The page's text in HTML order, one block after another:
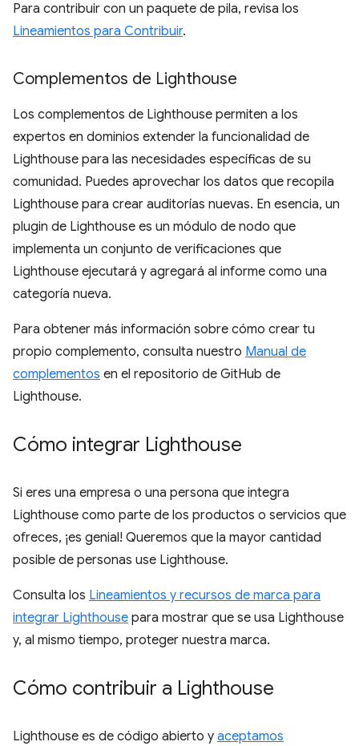
Para contribuir con un paquete de pila, revisa los
Lineamientos para Contribuir.
Complementos de Lighthouse
Los complementos de Lighthouse permiten a los
expertos en dominios extender la funcionalidad de
Lighthouse para las necesidades específicas de su
comunidad. Puedes aprovechar los datos que recopila
Lighthouse para crear auditorías nuevas. En esencia, un
plugin de Lighthouse es un módulo de nodo que
implementa un conjunto de verificaciones que
Lighthouse ejecutará y agregará al informe como una
categoría nueva.
Para obtener más información sobre cómo crear tu
propio complemento, consulta nuestro Manual de
complementos en el repositorio de GitHub de
Lighthouse.
Cómo integrar Lighthouse
Si eres una empresa o una persona que integra
Lighthouse como parte de los productos o servicios que
ofreces, ¡es genial! Queremos que la mayor cantidad
posible de personas use Lighthouse.
Consulta los Lineamientos y recursos de marca para
integrar Lighthouse para mostrar que se usa Lighthouse
y, al mismo tiempo, proteger nuestra marca.
Cómo contribuir a Lighthouse
Lighthouse es de código abierto y aceptamos